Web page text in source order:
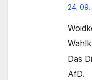
24. 09.
Das
AfD.